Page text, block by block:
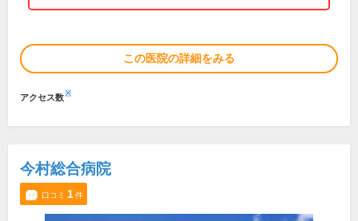
この医院の詳細をみる
アクセス数※
今村総合病院
口コミ 1件